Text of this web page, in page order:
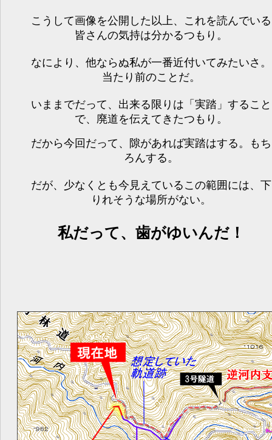
こうして画像を公開した以上、これを読んでいる
皆さんの気持は分かるつもり。
なにより、他ならぬ私が一番近付いてみたいさ。
当たり前のことだ。
いままでだって、出来る限りは「実踏」すること
で、廃道を伝えてきたつもり。
だから今回だって、隙があれば実踏はする。もち
ろんする。
だが、少なくとも今見えているこの範囲には、下
りれそうな場所がない。
私だって、歯がゆいんだ！